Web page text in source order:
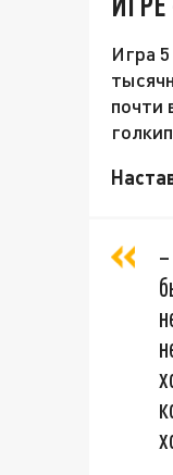
Игра
почти